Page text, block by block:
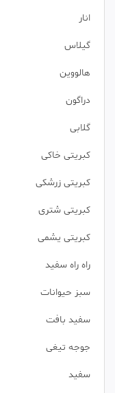
انار
گیلاس
هالووین
دراگون
گلابی
کبریتی خاکی
کبریتی زرشکی
کبریتی شتری
کبریتی یشمی
راه راه سفید
سبز حیوانات
سفید بافت
جوجه تیغی
سفید